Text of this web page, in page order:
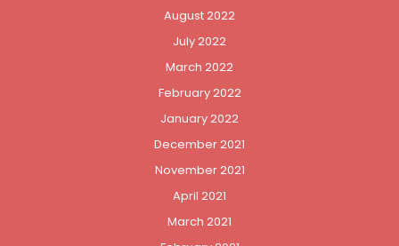
August 2022
July 2022
March 2022
February 2022
January 2022
December 2021
November 2021
April 2021
March 2021